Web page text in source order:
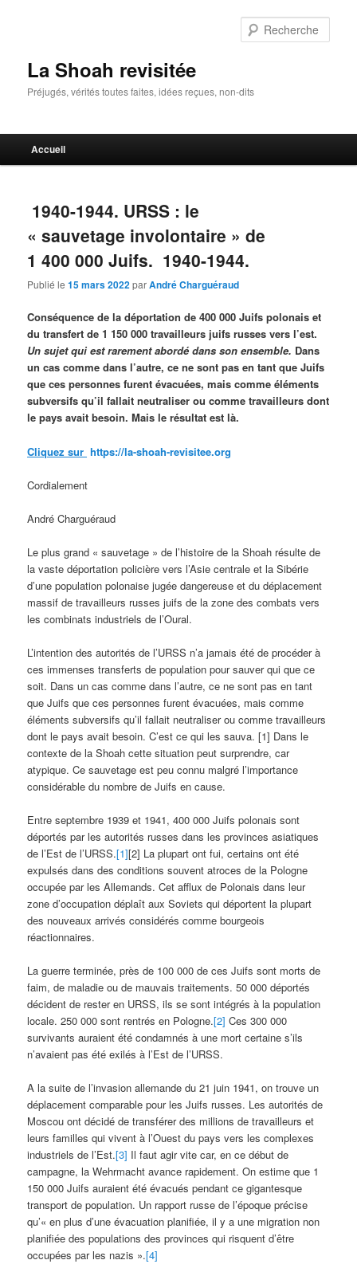
La Shoah revisitée
Préjugés, vérités toutes faites, idées reçues, non-dits
Accueil
1940-1944. URSS : le
« sauvetage involontaire » de
1 400 000 Juifs. 1940-1944.
Publié le15 mars 2022parAndré Charguéraud
Conséquence de la déportation de 400 000 Juifs polonais et
du transfert de 1 150 000 travailleurs juifs russes vers l’est.
Un sujet qui est rarement abordé dans son ensemble. Dans
un cas comme dans l’autre, ce ne sont pas en tant que Juifs
que ces personnes furent évacuées, mais comme éléments
subversifs qu’il fallait neutraliser ou comme travailleurs dont
le pays avait besoin. Mais le résultat est là.
Cliquez sur https://la-shoah-revisitee.org
Cordialement
André Charguéraud
Le plus grand « sauvetage » de l’histoire de la Shoah résulte de
la vaste déportation policière vers l’Asie centrale et la Sibérie
d’une population polonaise jugée dangereuse et du déplacement
massif de travailleurs russes juifs de la zone des combats vers
les combinats industriels de l’Oural.
L’intention des autorités de l’URSS n’a jamais été de procéder à
ces immenses transferts de population pour sauver qui que ce
soit. Dans un cas comme dans l’autre, ce ne sont pas en tant
que Juifs que ces personnes furent évacuées, mais comme
éléments subversifs qu’il fallait neutraliser ou comme travailleurs
dont le pays avait besoin. C’est ce qui les sauva. [1] Dans le
contexte de la Shoah cette situation peut surprendre, car
atypique. Ce sauvetage est peu connu malgré l’importance
considérable du nombre de Juifs en cause.
Entre septembre 1939 et 1941, 400 000 Juifs polonais sont
déportés par les autorités russes dans les provinces asiatiques
de l’Est de l’URSS.[1][2] La plupart ont fui, certains ont été
expulsés dans des conditions souvent atroces de la Pologne
occupée par les Allemands. Cet afflux de Polonais dans leur
zone d’occupation déplaît aux Soviets qui déportent la plupart
des nouveaux arrivés considérés comme bourgeois
réactionnaires.
La guerre terminée, près de 100 000 de ces Juifs sont morts de
faim, de maladie ou de mauvais traitements. 50 000 déportés
décident de rester en URSS, ils se sont intégrés à la population
locale. 250 000 sont rentrés en Pologne.[2] Ces 300 000
survivants auraient été condamnés à une mort certaine s’ils
n’avaient pas été exilés à l’Est de l’URSS.
A la suite de l’invasion allemande du 21 juin 1941, on trouve un
déplacement comparable pour les Juifs russes. Les autorités de
Moscou ont décidé de transférer des millions de travailleurs et
leurs familles qui vivent à l’Ouest du pays vers les complexes
industriels de l’Est.[3] Il faut agir vite car, en ce début de
campagne, la Wehrmacht avance rapidement. On estime que 1
150 000 Juifs auraient été évacués pendant ce gigantesque
transport de population. Un rapport russe de l’époque précise
qu’« en plus d’une évacuation planifiée, il y a une migration non
planifiée des populations des provinces qui risquent d’être
occupées par les nazis ».[4]